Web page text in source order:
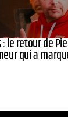
: le retour de
qui a